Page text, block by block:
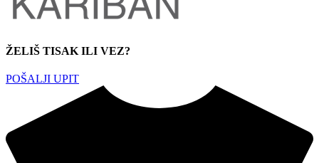
ŽELIŠ TISAK ILI VEZ?
POŠALJI UPIT